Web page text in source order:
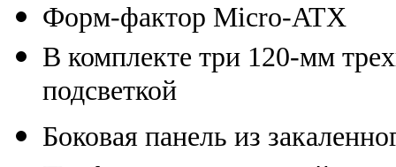
Форм-фактор Micro-ATX
В комплекте три 120-мм
подсветкой
Боковая панель из